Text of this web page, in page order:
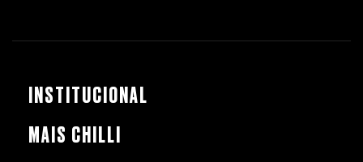
INSTITUCIONAL
MAIS CHILLI